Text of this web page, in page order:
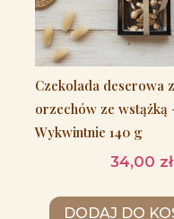
Czekolada deserowa
orzechów ze wstążką
Wykwintnie 140 g
34,00 zł
DODAJ DO